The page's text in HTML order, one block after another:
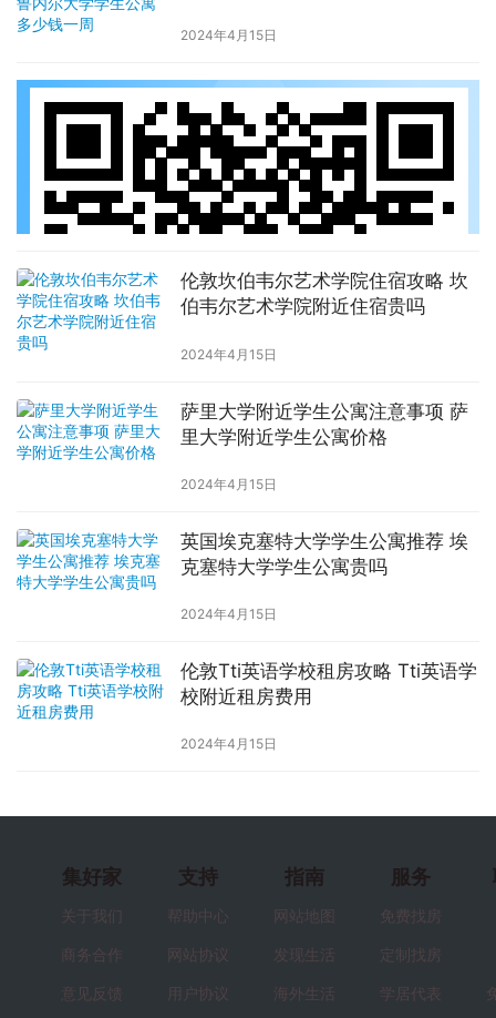
2024年4月15日
伦敦坎伯韦尔艺术学院住宿攻略 坎
伯韦尔艺术学院附近住宿贵吗
2024年4月15日
萨里大学附近学生公寓注意事项 萨
里大学附近学生公寓价格
2024年4月15日
英国埃克塞特大学学生公寓推荐 埃
克塞特大学学生公寓贵吗
2024年4月15日
伦敦Tti英语学校租房攻略 Tti英语学
校附近租房费用
2024年4月15日
集好家
关于我们
商务合作
意见反馈
支持
帮助中心
网站协议
用户协议
指南
网站地图
发现生活
海外生活
服务
免费找房
定制找房
学居代表